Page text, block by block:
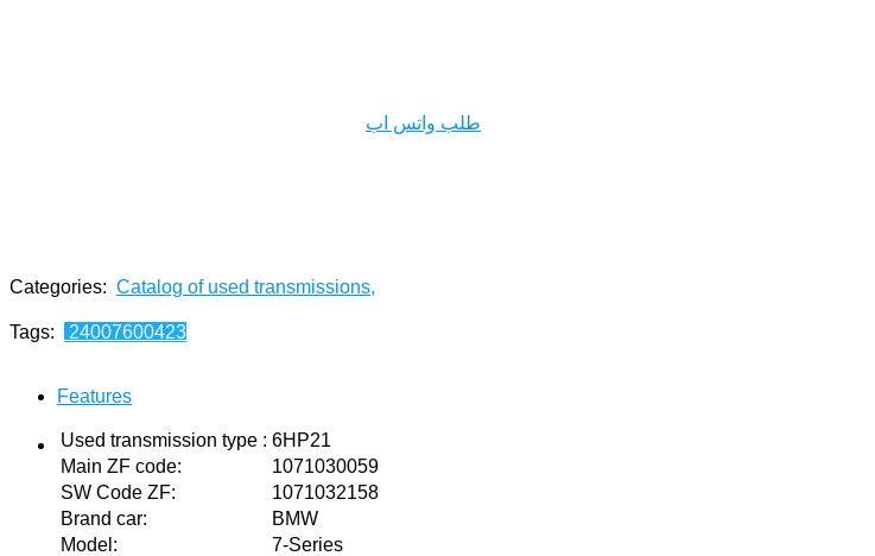
طلب واتس اب
Categories: Catalog of used transmissions,
Tags: 24007600423
Features
Used transmission type : 6HP21
Main ZF code:
1071030059
SW Code ZF:
1071032158
Brand car:
BMW
Model :
7-Series